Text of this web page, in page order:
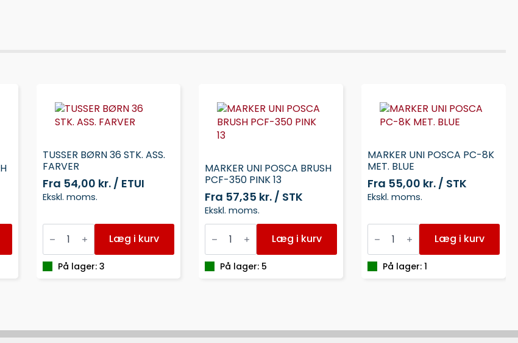
TUSSER BØRN 36 STK. ASS.
FARVER
Fra 54,00 kr. / ETUI
Ekskl. moms.
TUSSER
BØRN
STK.
ASS.
Læg i kurv
På lager: 3
MARKER UNI POSCA BRUSH
PCF-350 PINK 13
Fra 57,35 kr. / STK
Ekskl. moms.
MARKER
UNI
POSCA
BRUSH
PCF-
Læg i kurv
På lager: 5
MARKER UNI POSCA PC-8K
MET. BLUE
Fra 55,00 kr. / STK
Ekskl. moms.
MARKER
UNI
POSCA
PC-
Læg i kurv
På lager: 1